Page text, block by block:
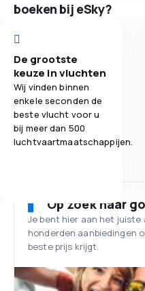
boeken bij eSky?
De grootste
keuze in vluchten
Wij vinden binnen
enkele seconden de
beste vlucht voor u
bij meer dan 500
luchtvaartmaatschappijen.
Op zoek naar
Je bent hier aan het juiste
honderden aanbiedingen
beste prijs krijgt.